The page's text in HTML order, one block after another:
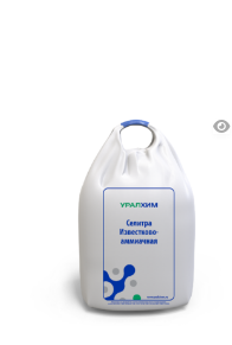
вариантов.
можно
выбрать
на
странице